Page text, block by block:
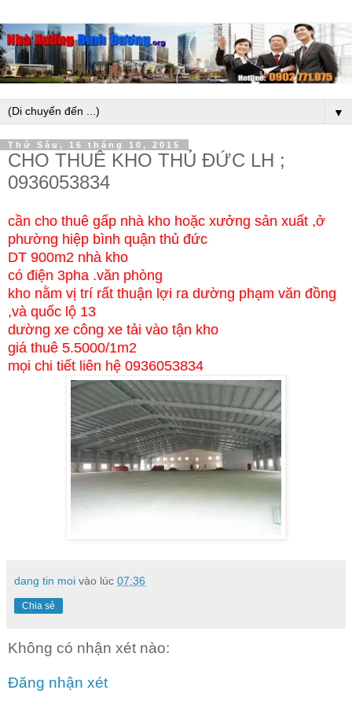
▼
Thứ Sáu, 16 tháng 10, 2015
CHO THUÊ KHO THỦ ĐỨC LH ;
0936053834
cần cho thuê gấp nhà kho hoặc xưởng sản xuất ,ở
phường hiệp bình quận thủ đức
DT 900m2 nhà kho
có điện 3pha .văn phòng
kho nằm vị trí rất thuận lợi ra dường phạm văn đồng
,và quốc lộ 13
dường xe công xe tải vào tận kho
giá thuê 5.5000/1m2
mọi chi tiết liên hệ 0936053834
dang tin moi vào lúc 07:36
Chia sẻ
Không có nhận xét nào:
Đăng nhận xét